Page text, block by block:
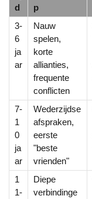
d
p
3-
6
ja
ar
Nauw
spelen,
korte
allianties,
frequente
conflicten
7-
1
0
ja
ar
Wederzijdse
afspraken,
eerste
"beste
vrienden"
1
1-
Diepe
verbindinge